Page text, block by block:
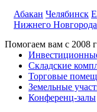
Абакан Челябинск
Нижнего Новгорода
Помогаем вам с 2008
Складские
Торговые
Земельные
Конференц-залы